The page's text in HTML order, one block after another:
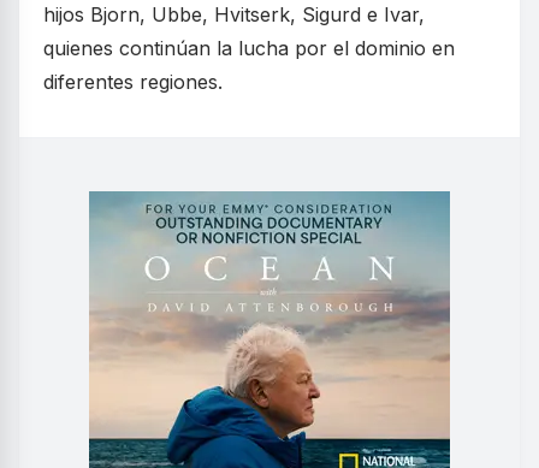
hijos Bjorn, Ubbe, Hvitserk, Sigurd e Ivar,
quienes continúan la lucha por el dominio en
diferentes regiones.